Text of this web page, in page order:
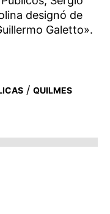
designó de
Galetto».
/ QUILMES